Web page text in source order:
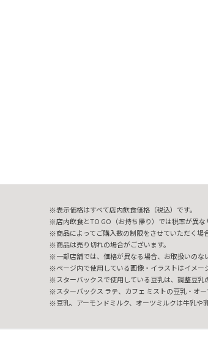
表示価格はすべて店内飲食価格（税込）です。
店内飲食とTO GO（お持ち帰り）では税率が異
商品によってご購入数の制限をさせていただく場
商品は売り切れの場合がございます。
一部店舗では、価格が異なる場合、お取扱いのな
ページ内で使用している画像・イラストはイメー
スターバックスで使用している豆乳は、調整豆乳
スターバックス ラテ、カフェ ミストの豆乳・オ
豆乳、アーモンドミルク、オーツミルクは牛乳や